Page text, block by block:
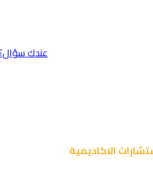
عندك
الاكاديمية